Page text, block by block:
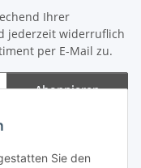
Sie den
Ihrer
jederzeit widerruflich
per E-Mail zu.
Abonnieren